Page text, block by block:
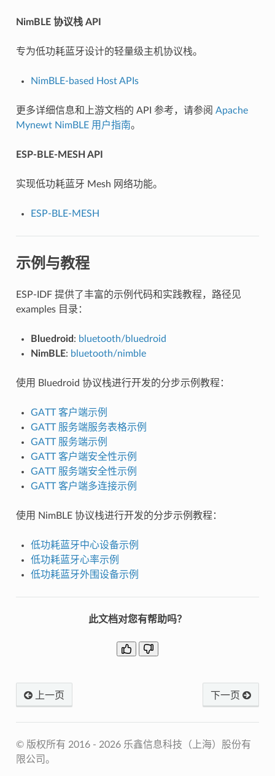
NimBLE 协议栈 API
专为低功耗蓝牙设计的轻量级主机协议栈。
NimBLE-based Host APIs
更多详细信息和上游文档的 API 参考，请参阅 Apache
Mynewt NimBLE 用户指南。
ESP-BLE-MESH API
实现低功耗蓝牙 Mesh 网络功能。
ESP-BLE-MESH
示例与教程
ESP-IDF 提供了丰富的示例代码和实践教程，路径见
examples 目录：
Bluedroid : bluetooth/bluedroid
NimBLE: bluetooth/nimble
使用 Bluedroid 协议栈进行开发的分步示例教程：
GATT 客户端示例
GATT 服务端服务表格示例
GATT 服务端示例
GATT 客户端安全性示例
GATT 服务端安全性示例
GATT 客户端多连接示例
使用 NimBLE 协议栈进行开发的分步示例教程：
低功耗蓝牙中心设备示例
低功耗蓝牙心率示例
低功耗蓝牙外围设备示例
此文档对您有帮助吗？
上一页 下一页
© 版权所有 2016 - 2026 乐鑫信息科技（上海）股份有
限公司。